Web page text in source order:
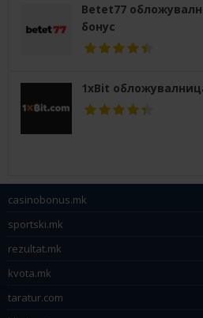
Betet77
бонус
1xBit
casinobonus.mk
sportski.mk
rezultat.mk
kvota.mk
taratur.com